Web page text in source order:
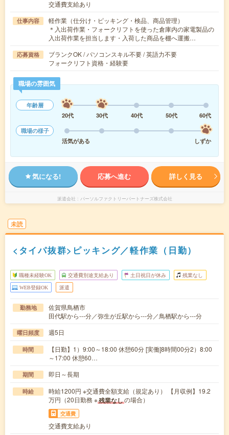
交通費支給あり
仕事内容
軽作業（仕分け・ピッキング・検品、商品管理）
＊入出荷作業・フォークリフトを使った倉庫内の家電製品の
入出荷作業を担当します・入荷した商品を棚へ運搬…
応募資格
ブランクOK / パソコンスキル不要 / 英語力不要
フォークリフト資格・経験要
職場の雰囲気
年齢層
20代
30代 40代 50代
60代
職場の様子
活気がある
しずか
気になる! 応募へ進む 詳しく見る
派遣会社 パーソルファクトリーパートナーズ株式会社
未読
<タイパ抜群>ピッキング／軽作業（日勤）
職種未経験OK 交通費別途支給あり 土日祝日が休み 残業なし
WEB登録OK 派遣
勤務地
佐賀県鳥栖市
田代駅から---分／弥生が丘駅から---分／鳥栖駅から---分
曜日頻度 週5日
時間
【日勤】1）9:00～18:00 休憩60分 [実働]8時間00分2）8:00
～17:00 休憩60…
期間 即日～長期
時給
時給1200円 ※交通費全額支給（規定あり） 【月収例】19.2
万円（20日勤務 ※残業なしの場合）
交通費
交通費支給あり